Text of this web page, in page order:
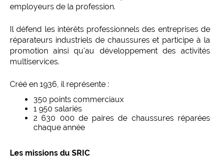
employeurs de la profession.
Il défend les intérêts professionnels des entreprises de
réparateurs industriels de chaussures et participe à la
promotion ainsi qu'au développement des activités
multiservices.
Créé en 1936, il représente :
350 points commerciaux
1 950 salariés
2 630 000 de paires de chaussures réparées
chaque année
Les missions du SRIC